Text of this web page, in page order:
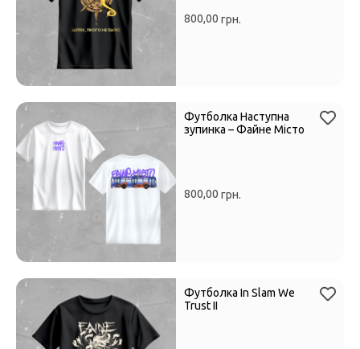
800,00 грн.
Футболка Наступна
зупинка – Файне Місто
800,00 грн.
Футболка In Slam We
Trust II